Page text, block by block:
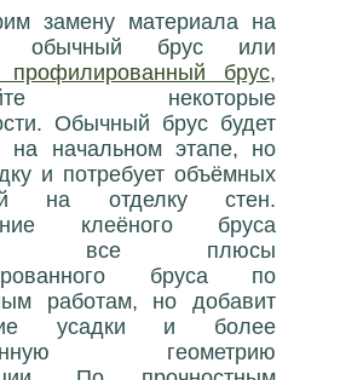
замену материала на
обычный брус или
профилированный брус,
некоторые
Обычный брус будет
на начальном этапе, но
и потребует объёмных
на отделку стен.
клеёного бруса
все плюсы
бруса по
работам, но добавит
усадки и более
геометрию